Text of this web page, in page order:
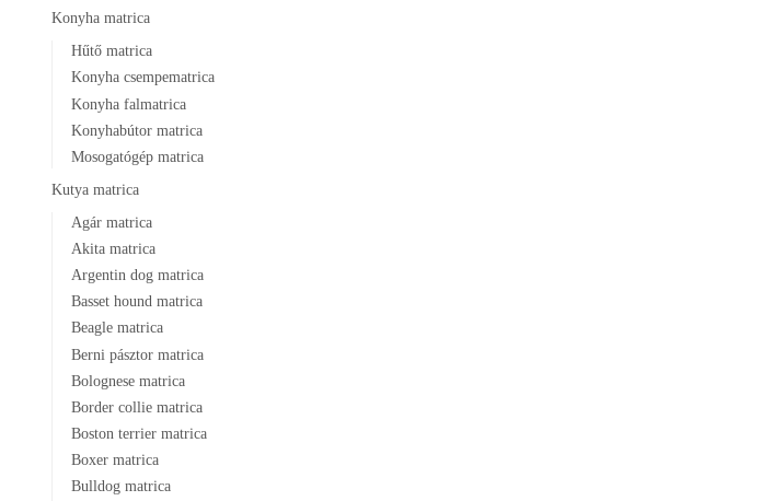
Konyha matrica
Hűtő matrica
Konyha csempematrica
Konyha falmatrica
Konyhabútor matrica
Mosogatógép matrica
Kutya matrica
Agár matrica
Akita matrica
Argentin dog matrica
Basset hound matrica
Beagle matrica
Berni pásztor matrica
Bolognese matrica
Border collie matrica
Boston terrier matrica
Boxer matrica
Bulldog matrica